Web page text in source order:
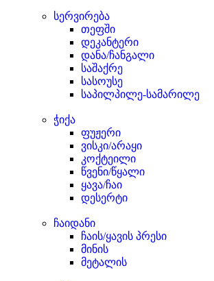
სერვირება
თეფში
დეკანტერი
დანა/ჩანგალი
საშაქრე
სასოუსე
საპილპილე-სამარილე
ჭიქა
ფუჟერი
ვისკი/არაყი
კოქტეილი
წვენი/წყალი
ყავა/ჩაი
დესერტი
ჩაიდანი
ჩაის/ყავის პრესი
მინის
მეტალის